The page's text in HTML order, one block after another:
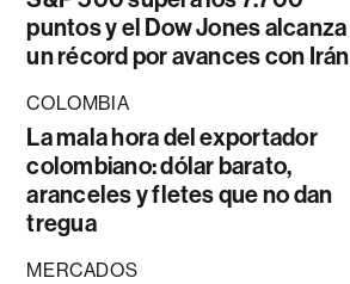
puntos y el Dow Jones alcanza
un récord por avances con Irán
COLOMBIA
La mala hora del exportador
colombiano: dólar barato,
aranceles y fletes que no dan
tregua
MERCADOS